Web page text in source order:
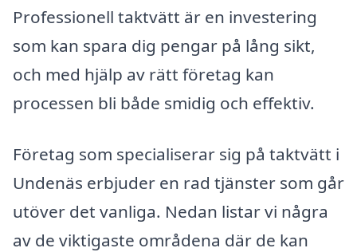
Professionell taktvätt är en investering
som kan spara dig pengar på lång sikt,
och med hjälp av rätt företag kan
processen bli både smidig och effektiv.
Företag som specialiserar sig på taktvätt i
Undenäs erbjuder en rad tjänster som går
utöver det vanliga. Nedan listar vi några
av de viktigaste områdena där de kan